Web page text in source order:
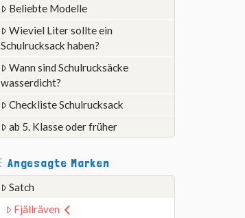
Beliebte Modelle
Wieviel Liter sollte ein
Schulrucksack haben?
Wann sind Schulrucksäcke
wasserdicht?
Checkliste Schulrucksack
ab 5. Klasse oder früher
Angesagte Marken
Satch
Fjällräven